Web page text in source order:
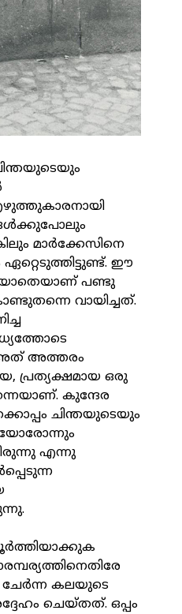
മാര്‍ക്കേസിനെ
ഈ
പണ്ടു
വായിച്ചത്.
അത് അത്തരം
പ്രത്യക്ഷമായ ഒരു
കുന്ദേര
ചിന്തയുടെയും
എന്നു
ചേര്‍ന്ന കലയുടെ
ചെയ്തത്. ഒപ്പം